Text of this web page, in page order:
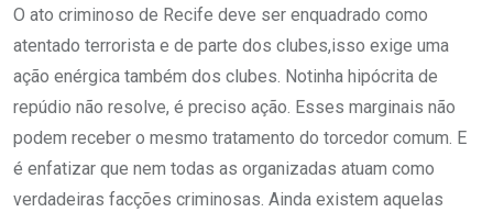
O ato criminoso de Recife deve ser enquadrado como
atentado terrorista e de parte dos clubes,isso exige uma
ação enérgica também dos clubes. Notinha hipócrita de
repúdio não resolve, é preciso ação. Esses marginais não
podem receber o mesmo tratamento do torcedor comum. E
é enfatizar que nem todas as organizadas atuam como
verdadeiras facções criminosas. Ainda existem aquelas